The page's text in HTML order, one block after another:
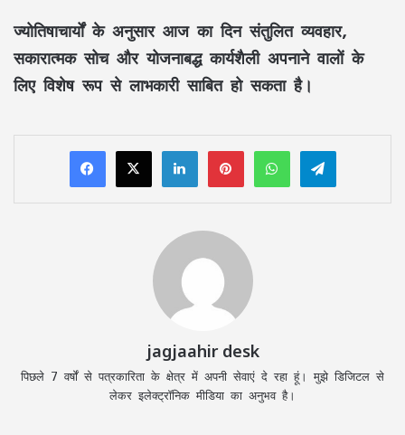
ज्योतिषाचार्यों के अनुसार आज का दिन संतुलित व्यवहार,
सकारात्मक सोच और योजनाबद्ध कार्यशैली अपनाने वालों के
लिए विशेष रूप से लाभकारी साबित हो सकता है।
LinkedInPinterestWhatsAppTelegram
jagjaahir desk
पिछले 7 वर्षों से पत्रकारिता के क्षेत्र में अपनी सेवाएं दे रहा हूं। मुझे डिजिटल से
लेकर इलेक्ट्रॉनिक मीडिया का अनुभव है।